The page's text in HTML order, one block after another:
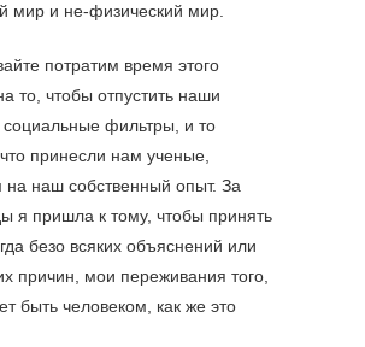
мир и не-физический мир.
потратим время этого
то, чтобы отпустить наши
социальные фильтры, и то
принесли нам ученые,
на наш собственный опыт. За
я пришла к тому, чтобы принять
безо всяких объяснений или
причин, мои переживания того,
быть человеком, как же это